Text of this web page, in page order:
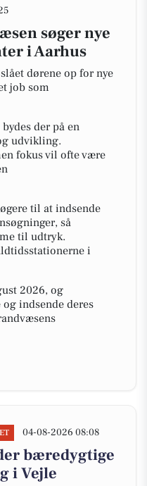
søger nye
i Aarhus
dørene op for nye
job som
der på en
udvikling.
fokus vil ofte være
til at indsende
så
til udtryk.
i
2026, og
indsende deres
04-08-2026 08:08
bæredygtige
i Vejle